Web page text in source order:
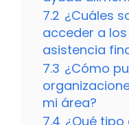
7.2 ¿Cuáles
acceder a
asistencia
7.3 ¿Cómo
mi área?
7.4 ¿Qué